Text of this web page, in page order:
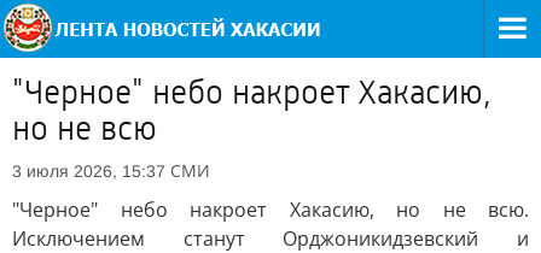
"Черное" небо накроет Хакасию,
но не всю
3 июля 2026, 15:37 СМИ
"Черное" небо накроет Хакасию, но не всю.
Исключением станут Орджоникидзевский и